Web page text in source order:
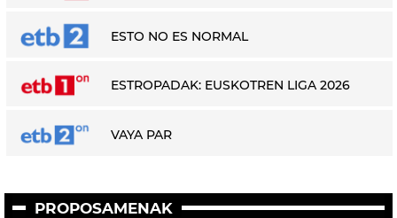
ESTO NO ES NORMAL
ESTROPADAK: EUSKOTREN LIGA 2026
VAYA PAR
PROPOSAMENAK